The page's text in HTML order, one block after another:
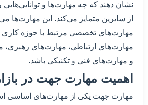
نشان دهند که چه مهارت‌ها و توانایی‌هایی
از سایرین متمایز می‌کند. این مهارت‌ها
مهارت‌های تخصصی مرتبط با حوزه کاری
مهارت‌های ارتباطی، مهارت‌های رهبری،
و مهارت‌های فنی و تکنیکی باشد.
اهمیت مهارت جهت در
مهارت جهت یکی از مهارت‌های اساسی